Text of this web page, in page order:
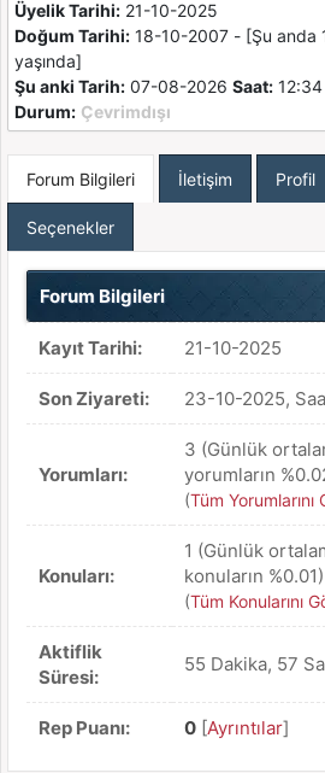
Üyelik Tarihi: 21-10-2025
Doğum Tarihi: 18-10-2007 - [Şu anda
yaşında]
Şu anki Tarih: 07-08-2026 Saat: 12:34
Durum: Çevrimdışı
Forum Bilgileri İletişim Profil
Seçenekler
Forum Bilgileri
Kayıt Tarihi: 21-10-2025
Son Ziyareti: 23-10-2025,
Yorumları:
3 (Günlük
yorumların
(Tüm Yorumlarını
Konuları:
1 (Günlük
konuların %0.01)
(Tüm Konularını
Aktiflik
Süresi:
55 Dakika, 57
Rep Puanı: 0 [Ayrıntılar]